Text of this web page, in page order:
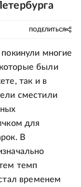
ПОДЕЛИТЬСЯ
многие
были
так и в
сместили
для
В
темп
временем